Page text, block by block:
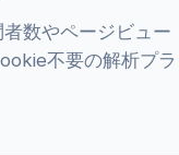
数やページビュー
不要の解析プラ